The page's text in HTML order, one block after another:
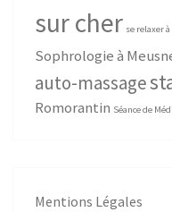
sur cher se relaxer
Sophrologie à
auto-massage
Romorantin Séance de
Mentions Légales